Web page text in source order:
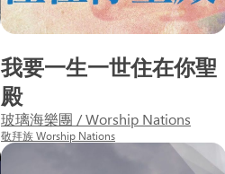
我要一生一世住在你聖
殿
玻璃海樂團 / Worship Nations
敬拜族 Worship Nations